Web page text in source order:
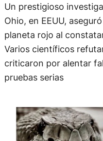
Un prestigioso
Ohio, en EEUU,
planeta rojo al
Varios científicos
criticaron por alentar
pruebas serias